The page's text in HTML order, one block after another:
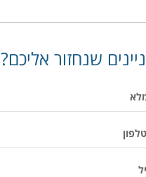
שנחזור אליכם?